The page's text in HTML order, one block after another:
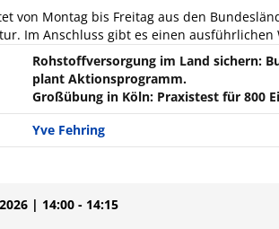
von Montag bis Freitag aus den
Im Anschluss gibt es einen ausführlichen
Rohstoffversorgung im Land sichern:
plant Aktionsprogramm.
Großübung in Köln: Praxistest für 800
Yve Fehring
| 14:00 - 14:15